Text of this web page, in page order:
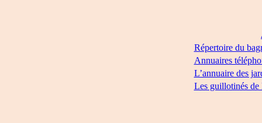
Répertoire du
Annuaires
L’annuaire des
Les guillotinés de